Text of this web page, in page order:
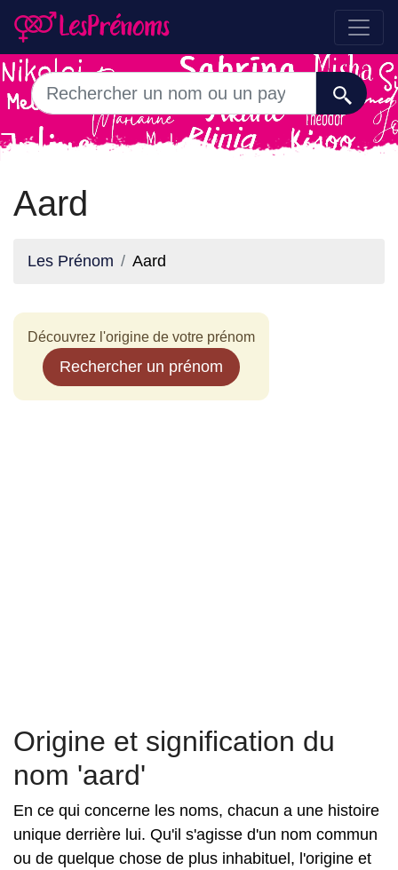
Aard
Les Prénom Aard
Découvrez l'origine de votre prénom
Rechercher un prénom
Origine et signification du
nom 'aard'
En ce qui concerne les noms, chacun a une histoire
unique derrière lui. Qu'il s'agisse d'un nom commun
ou de quelque chose de plus inhabituel, l'origine et